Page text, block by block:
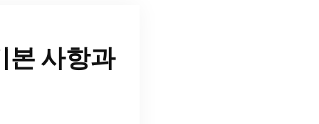
본 사항과